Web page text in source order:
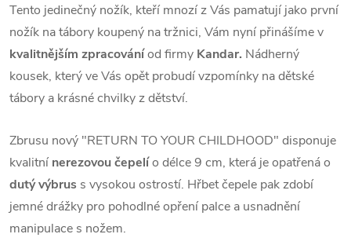
Tento jedinečný nožík, kteří mnozí z Vás pamatují jako první
nožík na tábory koupený na tržnici, Vám nyní přinášíme v
kvalitnějším zpracováníod firmy Kandar. Nádherný
kousek, který ve Vás opět probudí vzpomínky na dětské
tábory a krásné chvilky z dětství.
Zbrusu nový "RETURN TO YOUR CHILDHOOD" disponuje
kvalitní nerezovou čepelío délce 9 cm, která je opatřená o
dutý výbrus s vysokou ostrostí. Hřbet čepele pak zdobí
jemné drážky pro pohodlné opření palce a usnadnění
manipulace s nožem.